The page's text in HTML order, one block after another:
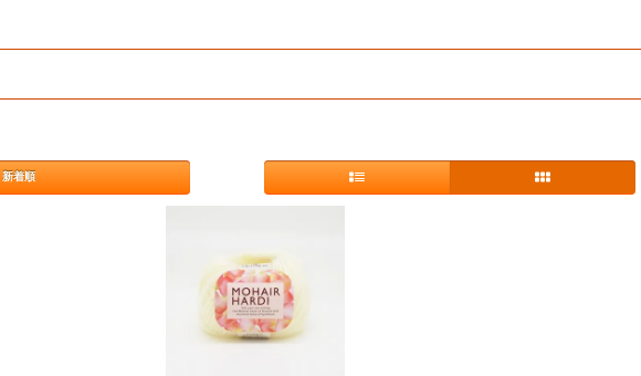
新着順